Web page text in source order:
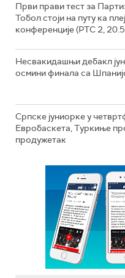
Први прави тест за
Тобол стоји на путу ка
конференције (РТС 2,
Несвакидашњи дебакл
осмини финала са
Српске јуниорке у
Евробаскета, Туркиње
продужетак